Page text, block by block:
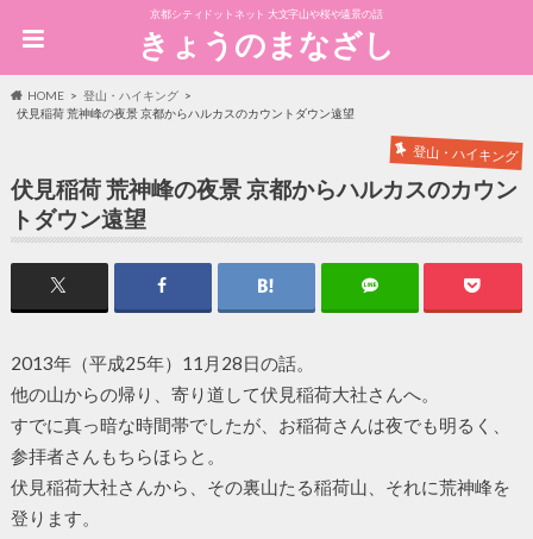
京都シティドットネット 大文字山や桜や遠景の話
きょうのまなざし
HOME
登山・ハイキング
伏見稲荷 荒神峰の夜景 京都からハルカスのカウントダウン遠望
登山・ハイキング
伏見稲荷 荒神峰の夜景 京都からハルカスのカウン
トダウン遠望
2013年（平成25年）11月28日の話。
他の山からの帰り、寄り道して伏見稲荷大社さんへ。
すでに真っ暗な時間帯でしたが、お稲荷さんは夜でも明るく、
参拝者さんもちらほらと。
伏見稲荷大社さんから、その裏山たる稲荷山、それに荒神峰を
登ります。